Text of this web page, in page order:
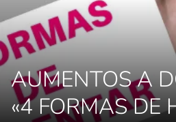
AUMENTOS A
«4 FORMAS DE